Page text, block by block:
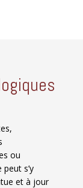
ou
s’y
et à jour